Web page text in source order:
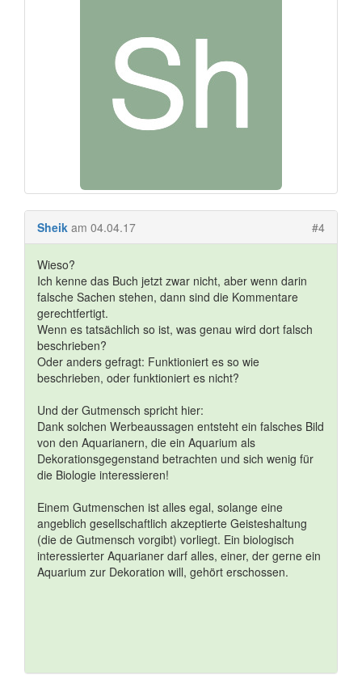
Sheik am 04.04.17 #4
Wieso?
Ich kenne das Buch jetzt zwar nicht, aber wenn darin
falsche Sachen stehen, dann sind die Kommentare
gerechtfertigt.
Wenn es tatsächlich so ist, was genau wird dort falsch
beschrieben?
Oder anders gefragt: Funktioniert es so wie
beschrieben, oder funktioniert es nicht?
Und der Gutmensch spricht hier:
Dank solchen Werbeaussagen entsteht ein falsches Bild
von den Aquarianern, die ein Aquarium als
Dekorationsgegenstand betrachten und sich wenig für
die Biologie interessieren!
Einem Gutmenschen ist alles egal, solange eine
angeblich gesellschaftlich akzeptierte Geisteshaltung
(die de Gutmensch vorgibt) vorliegt. Ein biologisch
interessierter Aquarianer darf alles, einer, der gerne ein
Aquarium zur Dekoration will, gehört erschossen.